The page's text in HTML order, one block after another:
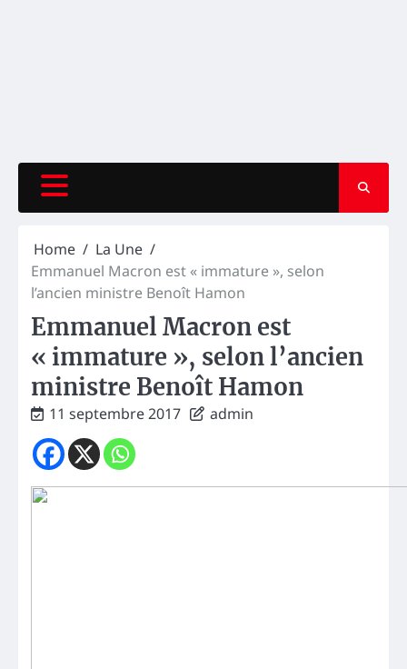
Home
La Une
Emmanuel Macron est « immature », selon
l’ancien ministre Benoît Hamon
Emmanuel Macron est
« immature », selon l’ancien
ministre Benoît Hamon
11 septembre 2017 admin